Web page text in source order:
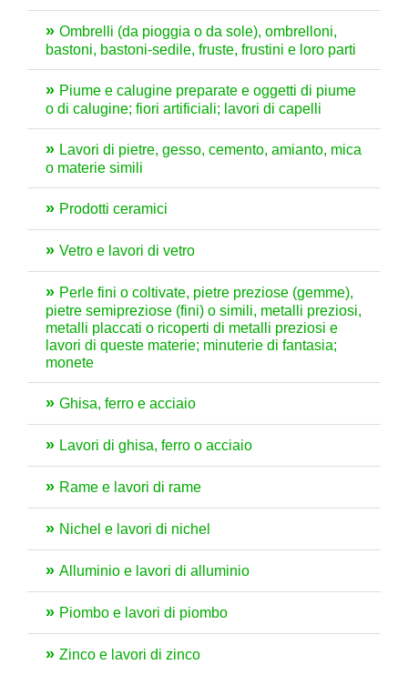
Ombrelli (da pioggia o da sole), ombrelloni,
bastoni, bastoni-sedile, fruste, frustini e loro parti
Piume e calugine preparate e oggetti di piume
o di calugine; fiori artificiali; lavori di capelli
Lavori di pietre, gesso, cemento, amianto, mica
o materie simili
Prodotti ceramici
Vetro e lavori di vetro
Perle fini o coltivate, pietre preziose (gemme),
pietre semipreziose (fini) o simili, metalli preziosi,
metalli placcati o ricoperti di metalli preziosi e
lavori di queste materie; minuterie di fantasia;
monete
Ghisa, ferro e acciaio
Lavori di ghisa, ferro o acciaio
Rame e lavori di rame
Nichel e lavori di nichel
Alluminio e lavori di alluminio
Piombo e lavori di piombo
Zinco e lavori di zinco